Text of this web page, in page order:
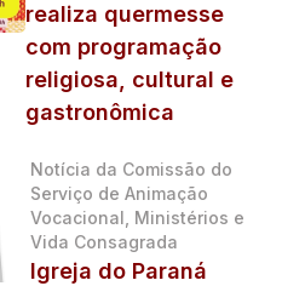
realiza quermesse
com programação
religiosa, cultural e
gastronômica
Notícia da Comissão do
Serviço de Animação
Vocacional, Ministérios e
Vida Consagrada
Igreja do Paraná